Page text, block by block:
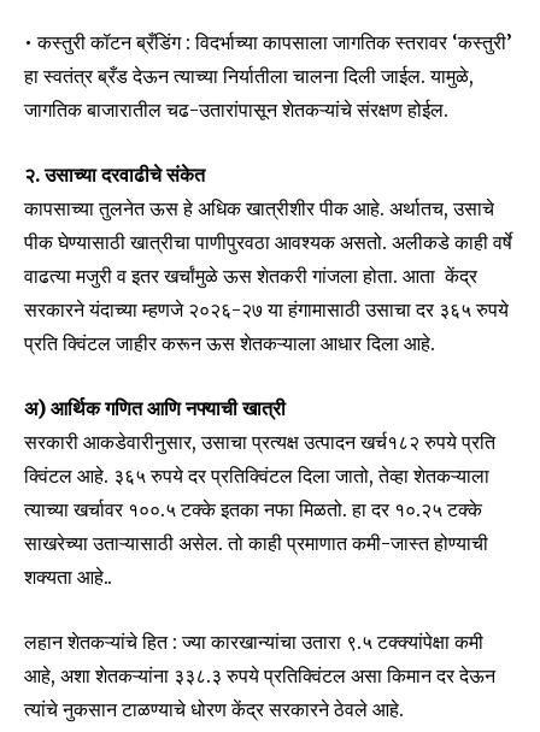
• कस्तुरी कॉटन ब्रँडिंग : विदर्भाच्या कापसाला जागतिक स्तरावर ‘कस्तुरी’
हा स्वतंत्र ब्रँड देऊन त्याच्या निर्यातीला चालना दिली जाईल. यामुळे,
जागतिक बाजारातील चढ-उतारांपासून शेतकऱ्यांचे संरक्षण होईल.
२. उसाच्या दरवाढीचे संकेत
कापसाच्या तुलनेत ऊस हे अधिक खात्रीशीर पीक आहे. अर्थातच, उसाचे
पीक घेण्यासाठी खात्रीचा पाणीपुरवठा आवश्यक असतो. अलीकडे काही वर्षे
वाढत्या मजुरी व इतर खर्चांमुळे ऊस शेतकरी गांजला होता. आता केंद्र
सरकारने यंदाच्या म्हणजे २०२६-२७ या हंगामासाठी उसाचा दर ३६५ रुपये
प्रति क्विंटल जाहीर करून ऊस शेतकऱ्याला आधार दिला आहे.
अ) आर्थिक गणित आणि नफ्याची खात्री
सरकारी आकडेवारीनुसार, उसाचा प्रत्यक्ष उत्पादन खर्च१८२ रुपये प्रति
क्विंटल आहे. ३६५ रुपये दर प्रतिक्विंटल दिला जातो, तेव्हा शेतकऱ्याला
त्याच्या खर्चावर १००.५ टक्के इतका नफा मिळतो. हा दर १०.२५ टक्के
साखरेच्या उताऱ्यासाठी असेल. तो काही प्रमाणात कमी-जास्त होण्याची
शक्यता आहे..
लहान शेतकऱ्यांचे हित : ज्या कारखान्यांचा उतारा ९.५ टक्क्यांपेक्षा कमी
आहे, अशा शेतकऱ्यांना ३३८.३ रुपये प्रतिक्विंटल असा किमान दर देऊन
त्यांचे नुकसान टाळण्याचे धोरण केंद्र सरकारने ठेवले आहे.